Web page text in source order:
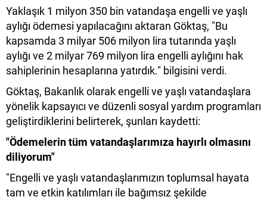
Yaklaşık 1 milyon 350 bin vatandaşa engelli ve yaşlı
aylığı ödemesi yapılacağını aktaran Göktaş, "Bu
kapsamda 3 milyar 506 milyon lira tutarında yaşlı
aylığı ve 2 milyar 769 milyon lira engelli aylığını hak
sahiplerinin hesaplarına yatırdık." bilgisini verdi.
Göktaş, Bakanlık olarak engelli ve yaşlı vatandaşlara
yönelik kapsayıcı ve düzenli sosyal yardım programları
geliştirdiklerini belirterek, şunları kaydetti:
"Ödemelerin tüm vatandaşlarımıza hayırlı olmasını
diliyorum"
"Engelli ve yaşlı vatandaşlarımızın toplumsal hayata
tam ve etkin katılımları ile bağımsız şekilde